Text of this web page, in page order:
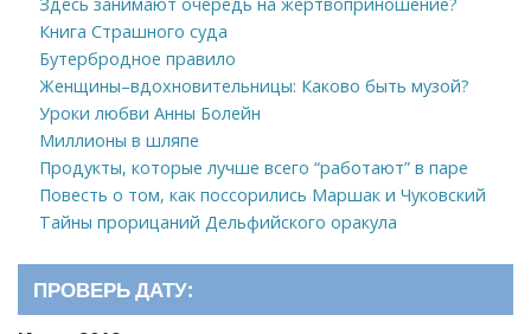
Книга Страшного суда
Бутербродное правило
Женщины–вдохновительницы: Каково быть музой?
Уроки любви Анны Болейн
Миллионы в шляпе
Продукты, которые лучше всего “работают” в паре
Повесть о том, как поссорились Маршак и Чуковский
Тайны прорицаний Дельфийского оракула
ПРОВЕРЬ ДАТУ: